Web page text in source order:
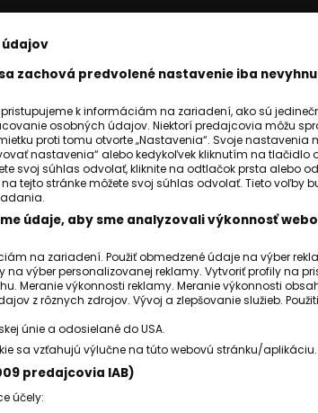
Košice
zachová predvolené nastavenie iba
k informáciám na zariadení, ako sú
osobných údajov. Niektorí predajcovia môžu
proti tomu otvorte „Nastavenia“. Svoje nastavenia
nastavenia“ alebo kedykoľvek kliknutím na tlačidlo
svoj súhlas odvolať, kliknite na odtlačok prsta alebo
na tejto stránke môžete svoj súhlas odvolať. Tieto voľby
údaje, aby sme analyzovali výkonnosť
na zariadení. Použiť obmedzené údaje na výber
na výber personalizovanej reklamy. Vytvoriť profily na
Meranie výkonnosti reklamy. Meranie výkonnosti
z rôznych zdrojov. Vývoj a zlepšovanie služieb.
únie a odosielané do USA.
sa vzťahujú výlučne na túto webovú stránku/aplikáciu.
predajcovia IAB)
účely: